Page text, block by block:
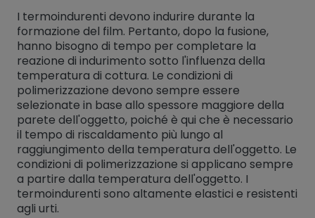
I termoindurenti devono indurire durante la
formazione del film. Pertanto, dopo la fusione,
hanno bisogno di tempo per completare la
reazione di indurimento sotto l'influenza della
temperatura di cottura. Le condizioni di
polimerizzazione devono sempre essere
selezionate in base allo spessore maggiore della
parete dell'oggetto, poiché è qui che è necessario
il tempo di riscaldamento più lungo al
raggiungimento della temperatura dell'oggetto. Le
condizioni di polimerizzazione si applicano sempre
a partire dalla temperatura dell'oggetto. I
termoindurenti sono altamente elastici e resistenti
agli urti.